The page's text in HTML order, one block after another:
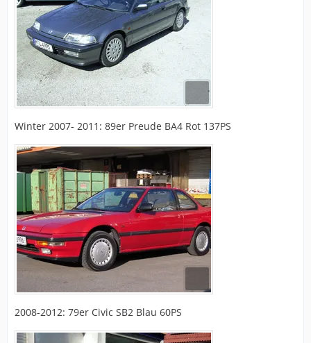
Winter 2007- 2011: 89er Preude BA4 Rot 137PS
2008-2012: 79er Civic SB2 Blau 60PS